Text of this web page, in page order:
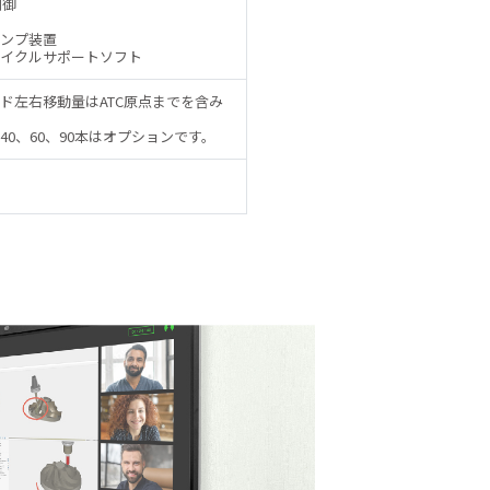
プ装置
クルサポートソフト
左右移動量はATC原点までを含み
、60、90本はオプションです。